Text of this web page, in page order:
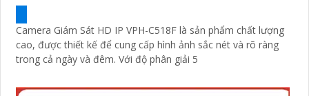
Camera Giám Sát HD IP VPH-C518F là sản phẩm chất lượng
cao, được thiết kế để cung cấp hình ảnh sắc nét và rõ ràng
trong cả ngày và đêm. Với độ phân giải 5